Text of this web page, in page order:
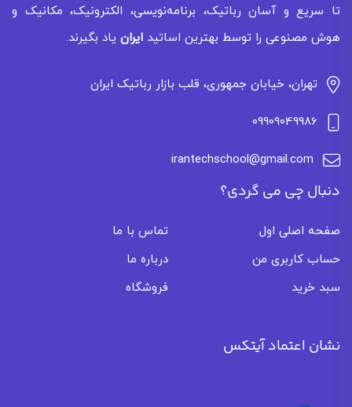
تا سریع و آسان رباتیک، برنامه‌نویسی، الکترونیک، مکانیک و
هوش مصنوعی را توسط بهترین اساتید ایران یاد بگیرند.
تهران، خیابان جمهوری، قلب بازار رباتیک ایران
09909049986
irantechschool@gmail.com
دنبال چی می گردی؟
صفحه اصلی اول
تماس با ما
حساب کاربری من
درباره ما
سبد خرید
فروشگاه
نشان اعتماد آیتکس